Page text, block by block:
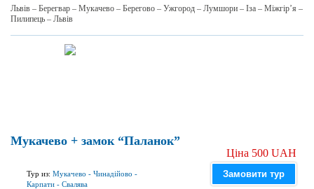
Львів – Берегвар – Мукачево – Берегово – Ужгород – Лумшори – Іза – Міжгір’я –
Пилипець – Львів
Мукачево + замок “Паланок”
Тур из: Мукачево - Чинадійово -
Карпати - Свалява
Ціна 500 UAH
Замовити тур